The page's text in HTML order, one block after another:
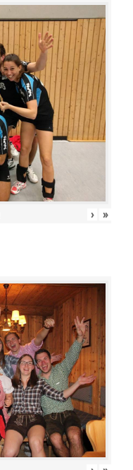
› »